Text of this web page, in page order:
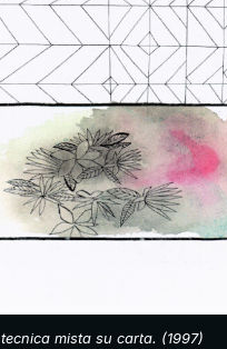
tecnica mista su carta. (1997)